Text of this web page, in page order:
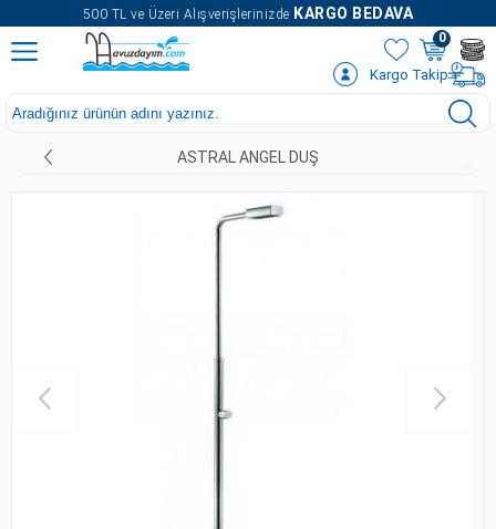
500 TL ve Üzeri Alışverişlerinizde KARGO BEDAVA
0
Kargo Takip
ASTRAL ANGEL DUŞ